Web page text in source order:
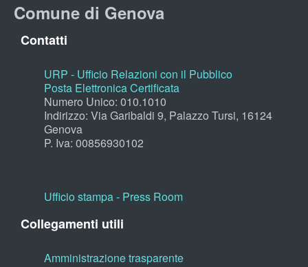
Comune di Genova
Contatti
URP - Ufficio Relazioni con il Pubblico
Posta Elettronica Certificata
Numero Unico: 010.1010
Indirizzo: Via Garibaldi 9, Palazzo Tursi, 16124
Genova
P. Iva: 00856930102
Ufficio stampa - Press Room
Collegamenti utili
Amministrazione trasparente